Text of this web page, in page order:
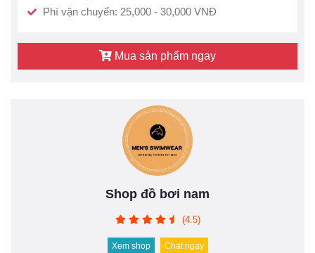
Phí vận chuyển: 25,000 - 30,000 VNĐ
Mua sản phẩm ngay
Shop đồ bơi nam
(4.5)
Xem shop Chat ngay